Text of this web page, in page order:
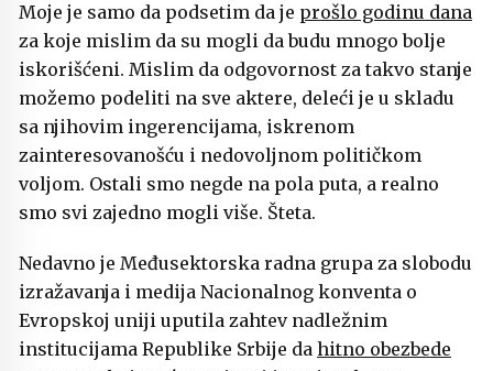
Moje je samo da podsetim da je prošlo godinu dana
za koje mislim da su mogli da budu mnogo bolje
iskorišćeni. Mislim da odgovornost za takvo stanje
možemo podeliti na sve aktere, deleći je u skladu
sa njihovim ingerencijama, iskrenom
zainteresovanošću i nedovoljnom političkom
voljom. Ostali smo negde na pola puta, a realno
smo svi zajedno mogli više. Šteta.
Nedavno je Međusektorska radna grupa za slobodu
izražavanja i medija Nacionalnog konventa o
Evropskoj uniji uputila zahtev nadležnim
institucijama Republike Srbije da hitno obezbede